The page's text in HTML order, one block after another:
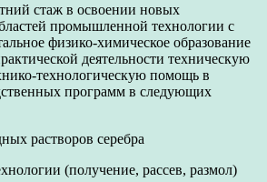
стаж в освоении новых
промышленной технологии с
физико-химическое образование
деятельности техническую
технологическую помощь в
программ в следующих
растворов серебра
(получение, рассев, размол)